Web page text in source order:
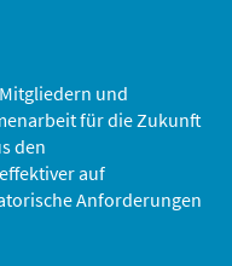
und
für die Zukunft
den
auf
Anforderungen